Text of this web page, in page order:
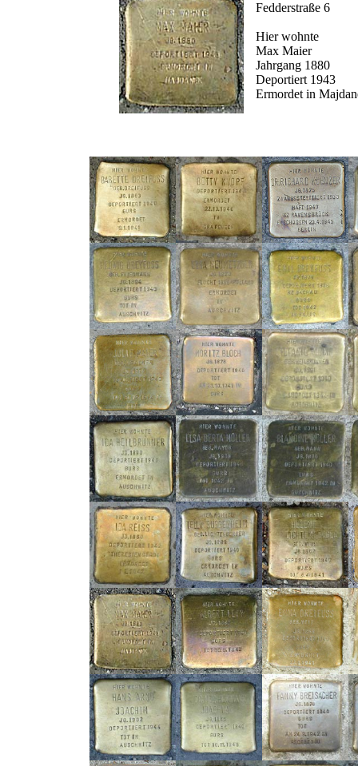
Fedderstraße 6
Hier wohnte
Max Maier
Jahrgang 1880
Deportiert 1943
Ermordet in